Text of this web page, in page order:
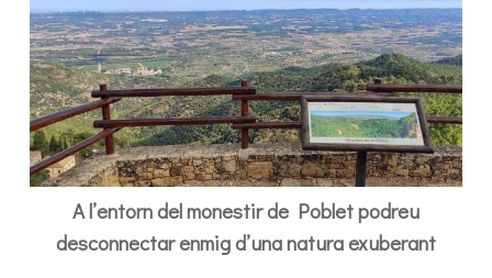
A l’entorn del monestir de Poblet podreu
desconnectar enmig d’una natura exuberant